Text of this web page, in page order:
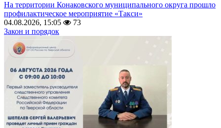
На территории Конаковского муниципального округа прошло
профилактическое мероприятие «Такси»
04.08.2026, 15:05
73
Закон и порядок